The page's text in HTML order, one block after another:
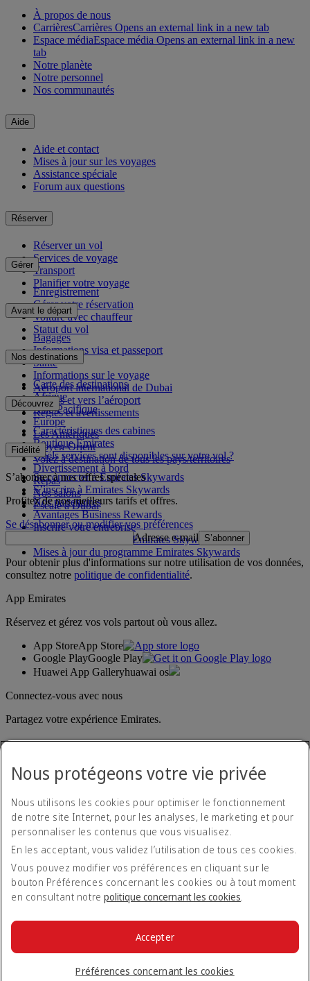
À propos de nous
CarrièresCarrières Opens an external link in a new tab
Espace médiaEspace média Opens an external link in a new
tab
Notre planète
Notre personnel
Nos communautés
Aide
Aide et contact
Mises à jour sur les voyages
Assistance spéciale
Forum aux questions
Réserver
Réserver un vol
Services de voyage
Transport
Planifier votre voyage
Gérer
Enregistrement
Gérer votre réservation
Voiture avec chauffeur
Statut du vol
Avant le départ
Bagages
Informations visa et passeport
Santé
Informations sur le voyage
Aéroport international de Dubai
Depuis et vers l’aéroport
Règles et avertissements
Nos destinations
Carte des destinations
Afrique
Asie-Pacifique
Europe
Les Amériques
Moyen-Orient
Volez à destination de tous les pays/territoires
Découvrez
Caractéristiques des cabines
Boutique Emirates
Quels services sont disponibles sur votre vol ?
Divertissement à bord
Repas
Nos salons
Escale à Dubai
Fidélité
Se connecter à Emirates Skywards
S’inscrire à Emirates Skywards
Nos partenaires
Avantages Business Rewards
Inscrire votre entreprise
Règles du programme Emirates Skywards
Mises à jour du programme Emirates Skywards
S’abonner à nos offres spéciales
Profitez de nos meilleurs tarifs et offres.
Se désabonner ou modifier vos préférences
Adresse e-mail S’abonner
Pour obtenir plus d'informations sur notre utilisation de vos données,
consultez notre politique de confidentialité.
App Emirates
Réservez et gérez vos vols partout où vous allez.
App StoreApp Store
Google PlayGoogle Play
Huawei App Galleryhuawai os
Connectez-vous avec nous
Partagez votre expérience Emirates.
Déclaration d'accessibilité
Nous contacter
Politique de confidentialité
Conditions générales
Politique en matière de cookies
Cyber-sécurité
© 2026 The Emirates Group. Tous droits réservés.
Nous protégeons votre vie privée
Nous utilisons les cookies pour optimiser le fonctionnement
de notre site Internet, pour les analyses, le marketing et pour
personnaliser les contenus que vous visualisez.
En les acceptant, vous validez l’utilisation de tous ces cookies.
Vous pouvez modifier vos préférences en cliquant sur le
bouton Préférences concernant les cookies ou à tout moment
en consultant notrepolitique concernant les cookies.
Préférences concernant les cookies
Accepter